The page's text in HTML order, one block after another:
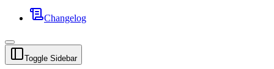
Changelog
Toggle Sidebar